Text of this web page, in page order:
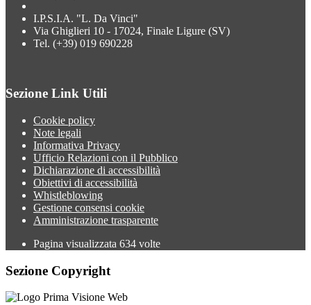
I.P.S.I.A. "L. Da Vinci"
Via Ghiglieri 10 - 17024, Finale Ligure (SV)
Tel. (+39) 019 690228
Sezione Link Utili
Cookie policy
Note legali
Informativa Privacy
Ufficio Relazioni con il Pubblico
Dichiarazione di accessibilità
Obiettivi di accessibilità
Whistleblowing
Gestione consensi cookie
Amministrazione trasparente
Pagina visualizzata 634 volte
Sezione Copyright